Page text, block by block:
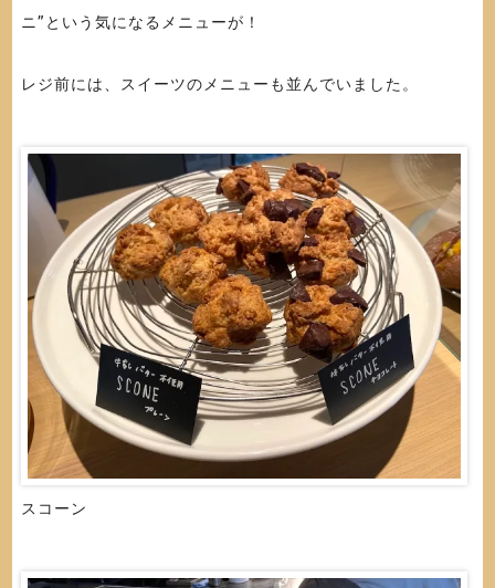
ニ”という気になるメニューが！
レジ前には、スイーツのメニューも並んでいました。
スコーン